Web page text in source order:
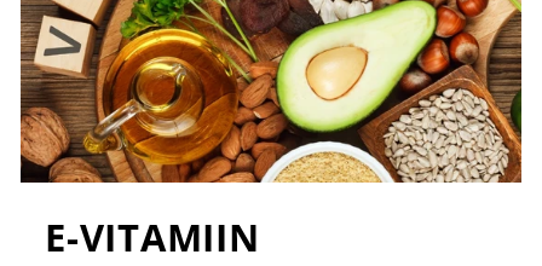
E-VITAMIIN